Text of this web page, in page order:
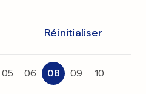
Réinitialiser
05 06 08 09 10